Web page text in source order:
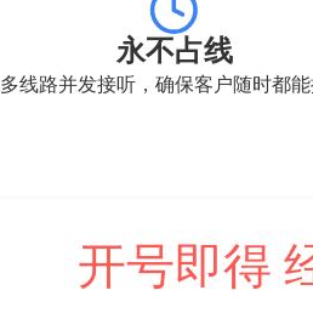
永不占线
多线路并发接听，确保客户随时都能
开号即得